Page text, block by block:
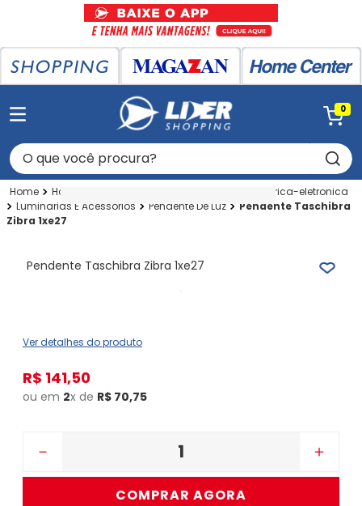
0
O que você procura?
Home Center
Utilidades Eletrica-eletronica
Luminarias E Acessorios
Pendente De Luz
Pendente Taschibra
Zibra 1xe27
Pendente Taschibra Zibra 1xe27
Ver detalhes do produto
R$ 141,50
ou em 2x de R$ 70,75
＋
－
COMPRAR AGORA